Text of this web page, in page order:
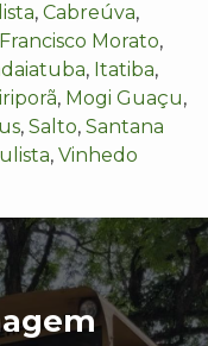
, Cabreúva,
Francisco Morato,
, Itatiba,
, Mogi Guaçu,
, Salto, Santana
, Vinhedo